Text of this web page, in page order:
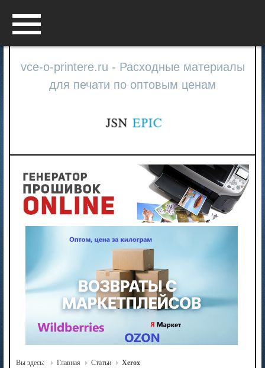
vce-o-printere.ru - Расходные материалы
для печати по оптовым ценам
Вы здесь: Главная Статьи Xerox